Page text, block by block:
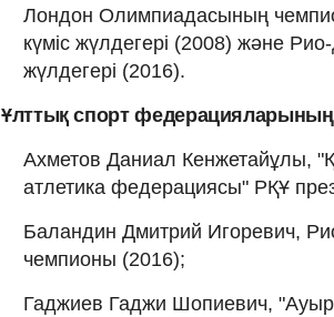
Лондон Олимпиадасының
күміс жүлдегері (2008) және
жүлдегері (2016).
Ұлттық спорт федерацияларының
Ахметов Даниал Кенжетайұлы,
атлетика федерациясы" РҚҰ
Баландин Дмитрий Игоревич,
чемпионы (2016);
Гаджиев Гаджи Шопиевич, "Ауыр